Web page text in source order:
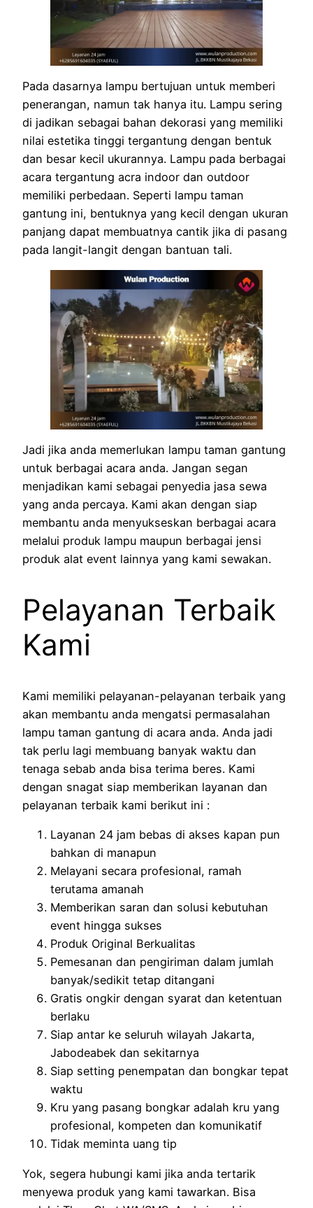
Pada dasarnya lampu bertujuan untuk memberi
penerangan, namun tak hanya itu. Lampu sering
di jadikan sebagai bahan dekorasi yang memiliki
nilai estetika tinggi tergantung dengan bentuk
dan besar kecil ukurannya. Lampu pada berbagai
acara tergantung acra indoor dan outdoor
memiliki perbedaan. Seperti lampu taman
gantung ini, bentuknya yang kecil dengan ukuran
panjang dapat membuatnya cantik jika di pasang
pada langit-langit dengan bantuan tali.
Jadi jika anda memerlukan lampu taman gantung
untuk berbagai acara anda. Jangan segan
menjadikan kami sebagai penyedia jasa sewa
yang anda percaya. Kami akan dengan siap
membantu anda menyukseskan berbagai acara
melalui produk lampu maupun berbagai jensi
produk alat event lainnya yang kami sewakan.
Pelayanan Terbaik
Kami
Kami memiliki pelayanan-pelayanan terbaik yang
akan membantu anda mengatsi permasalahan
lampu taman gantung di acara anda. Anda jadi
tak perlu lagi membuang banyak waktu dan
tenaga sebab anda bisa terima beres. Kami
dengan snagat siap memberikan layanan dan
pelayanan terbaik kami berikut ini :
Layanan 24 jam bebas di akses kapan pun
bahkan di manapun
Melayani secara profesional, ramah
terutama amanah
Memberikan saran dan solusi kebutuhan
event hingga sukses
Produk Original Berkualitas
Pemesanan dan pengiriman dalam jumlah
banyak/sedikit tetap ditangani
Gratis ongkir dengan syarat dan ketentuan
berlaku
Siap antar ke seluruh wilayah Jakarta,
Jabodeabek dan sekitarnya
Siap setting penempatan dan bongkar tepat
waktu
Kru yang pasang bongkar adalah kru yang
profesional, kompeten dan komunikatif
Tidak meminta uang tip
Yok, segera hubungi kami jika anda tertarik
menyewa produk yang kami tawarkan. Bisa